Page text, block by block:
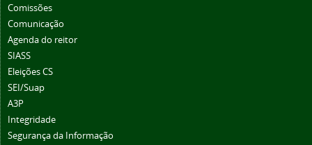
Comissões
Comunicação
Agenda do reitor
SIASS
Eleições CS
SEI/Suap
A3P
Integridade
Segurança da Informação